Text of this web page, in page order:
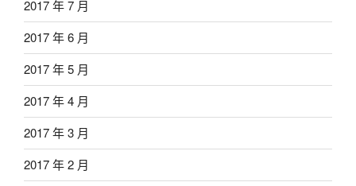
2017 年 7 月
2017 年 6 月
2017 年 5 月
2017 年 4 月
2017 年 3 月
2017 年 2 月